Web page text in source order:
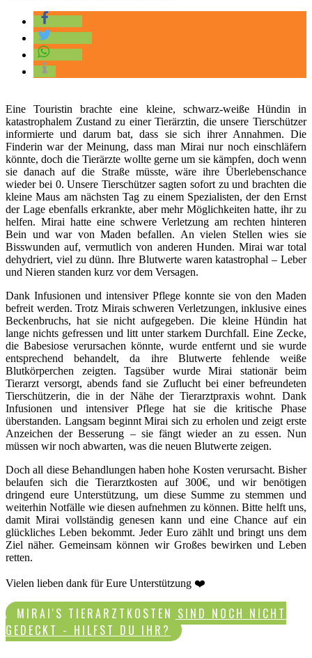
Eine Touristin brachte eine kleine, schwarz-weiße Hündin in
katastrophalem Zustand zu einer Tierärztin, die unsere Tierschützer
informierte und darum bat, dass sie sich ihrer Annahmen. Die
Finderin war der Meinung, dass man Mirai nur noch einschläfern
könnte, doch die Tierärzte wollte gerne um sie kämpfen, doch wenn
sie danach auf die Straße müsste, wäre ihre Überlebenschance
wieder bei 0. Unsere Tierschützer sagten sofort zu und brachten die
kleine Maus am nächsten Tag zu einem Spezialisten, der den Ernst
der Lage ebenfalls erkrankte, aber mehr Möglichkeiten hatte, ihr zu
helfen. Mirai hatte eine schwere Verletzung am rechten hinteren
Bein und war von Maden befallen. An vielen Stellen wies sie
Bisswunden auf, vermutlich von anderen Hunden. Mirai war total
dehydriert, viel zu dünn. Ihre Blutwerte waren katastrophal – Leber
und Nieren standen kurz vor dem Versagen.
Dank Infusionen und intensiver Pflege konnte sie von den Maden
befreit werden. Trotz Mirais schweren Verletzungen, inklusive eines
Beckenbruchs, hat sie nicht aufgegeben. Die kleine Hündin hat
lange nichts gefressen und litt unter starkem Durchfall. Eine Zecke,
die Babesiose verursachen könnte, wurde entfernt und sie wurde
entsprechend behandelt, da ihre Blutwerte fehlende weiße
Blutkörperchen zeigten. Tagsüber wurde Mirai stationär beim
Tierarzt versorgt, abends fand sie Zuflucht bei einer befreundeten
Tierschützerin, die in der Nähe der Tierarztpraxis wohnt. Dank
Infusionen und intensiver Pflege hat sie die kritische Phase
überstanden. Langsam beginnt Mirai sich zu erholen und zeigt erste
Anzeichen der Besserung – sie fängt wieder an zu essen. Nun
müssen wir noch abwarten, was die neuen Blutwerte zeigen.
Doch all diese Behandlungen haben hohe Kosten verursacht. Bisher
belaufen sich die Tierarztkosten auf 300€, und wir benötigen
dringend eure Unterstützung, um diese Summe zu stemmen und
weiterhin Notfälle wie diesen aufnehmen zu können. Bitte helft uns,
damit Mirai vollständig genesen kann und eine Chance auf ein
glückliches Leben bekommt. Jeder Euro zählt und bringt uns dem
Ziel näher. Gemeinsam können wir Großes bewirken und Leben
retten.
Vielen lieben dank für Eure Unterstützung ❤️
MIRAI'S TIERARZTKOSTEN SIND NOCH NICHT
GEDECKT - HILFST DU IHR?